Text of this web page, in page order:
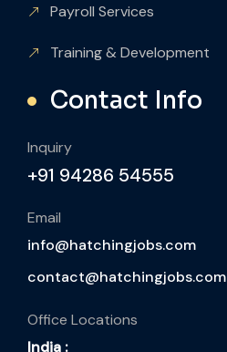
Payroll Services
Training & Development
Contact Info
Inquiry
+91 94286 54555
Email
info@hatchingjobs.com
contact@hatchingjobs.com
Office Locations
India :